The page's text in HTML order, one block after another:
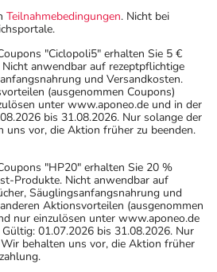
Teilnahmebedingungen. Nicht bei
"Ciclopoli5" erhalten Sie 5 €
anwendbar auf rezeptpflichtige
und Versandkosten.
(ausgenommen Coupons)
unter www.aponeo.de und in der
bis 31.08.2026. Nur solange der
uns vor, die Aktion früher zu beenden.
"HP20" erhalten Sie 20 %
Produkte. Nicht anwendbar auf
Säuglingsanfangsnahrung und
Aktionsvorteilen (ausgenommen
nur einzulösen unter www.aponeo.de
01.07.2026 bis 31.08.2026. Nur
behalten uns vor, die Aktion früher